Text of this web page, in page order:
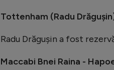
Tottenham (Radu
Radu Drăgușin a fost
Maccabi Bnei Raina -